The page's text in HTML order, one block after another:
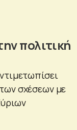
πολιτική
σχέσεων με